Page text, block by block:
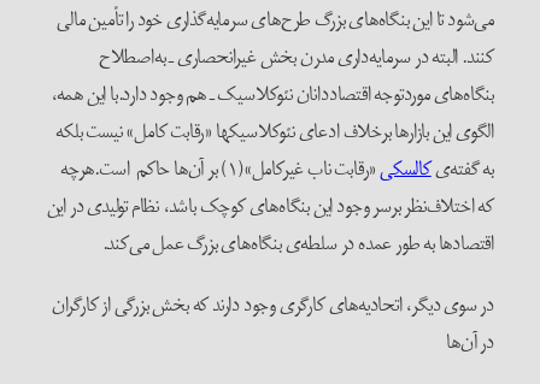
می‌شود تا این بنگاه‌های بزرگ طرح‌های سرمایه‌گذاری خود را تأمین مالی
کنند. البته در سرمایه‌داری مدرن بخش غیرانحصاری ـ به‌اصطلاح
بنگاه‌های موردتوجه اقتصاددانان نئوکلاسیک ـ هم وجود دارد.با این همه،
الگوی این بازارها برخلاف ادعای نئوکلاسیکها «رقابت کامل» نیست بلکه
به گفته‌یکالسکی
«رقابت ناب غیرکامل»(۱) بر آن‌ها حاکم است.هرچه
که اختلاف‌نظر برسر وجود این بنگاه‌های کوچک باشد، نظام تولیدی در این
اقتصادها به طور عمده در سلطه‌ی بنگاه‌های بزرگ عمل می‌کند.
در سوی دیگر، اتحادیه‌های کارگری وجود دارند که بخش بزرگی از کارگران
در آن‌ها